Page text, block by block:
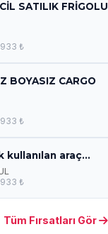
SATILIK FRİGOLU
₺
BOYASIZ CARGO
₺
kullanılan araç...
₺
Tüm Fırsatları Gör